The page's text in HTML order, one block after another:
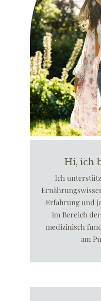
Hi, ich
Ich
Erfahrung und
im Bereich
medizinisch
am